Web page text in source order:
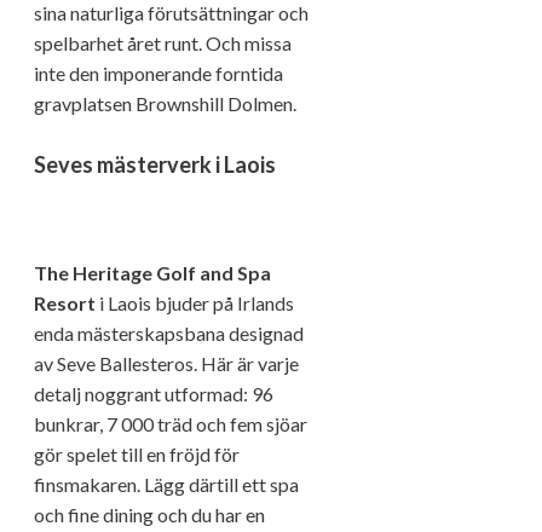
sina naturliga förutsättningar och
spelbarhet året runt. Och missa
inte den imponerande forntida
gravplatsen Brownshill Dolmen.
Seves mästerverk i Laois
The Heritage Golf and Spa
Resort i Laois bjuder på Irlands
enda mästerskapsbana designad
av Seve Ballesteros. Här är varje
detalj noggrant utformad: 96
bunkrar, 7 000 träd och fem sjöar
gör spelet till en fröjd för
finsmakaren. Lägg därtill ett spa
och fine dining och du har en